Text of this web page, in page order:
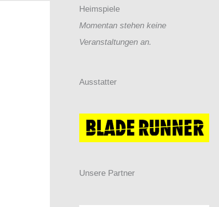
Heimspiele
Momentan stehen keine
Veranstaltungen an.
Ausstatter
Unsere Partner